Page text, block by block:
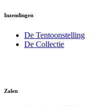
Inzendingen
De Tentoonstelling
De Collectie
Zalen